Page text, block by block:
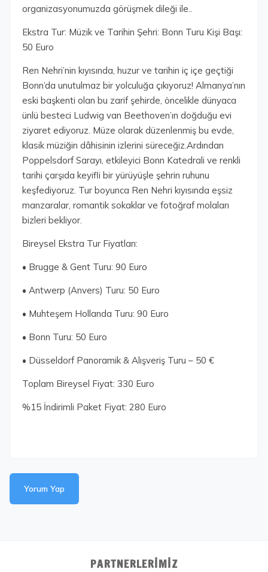
organizasyonumuzda görüşmek dileği ile..
Ekstra Tur: Müzik ve Tarihin Şehri: Bonn Turu Kişi Başı:
50 Euro
Ren Nehri’nin kıyısında, huzur ve tarihin iç içe geçtiği
Bonn’da unutulmaz bir yolculuğa çıkıyoruz! Almanya’nın
eski başkenti olan bu zarif şehirde, öncelikle dünyaca
ünlü besteci Ludwig van Beethoven’ın doğduğu evi
ziyaret ediyoruz. Müze olarak düzenlenmiş bu evde,
klasik müziğin dâhisinin izlerini süreceğiz.Ardından
Poppelsdorf Sarayı, etkileyici Bonn Katedrali ve renkli
tarihi çarşıda keyifli bir yürüyüşle şehrin ruhunu
keşfediyoruz. Tur boyunca Ren Nehri kıyısında eşsiz
manzaralar, romantik sokaklar ve fotoğraf molaları
bizleri bekliyor.
Bireysel Ekstra Tur Fiyatları:
• Brugge & Gent Turu: 90 Euro
• Antwerp (Anvers) Turu: 50 Euro
• Muhteşem Hollanda Turu: 90 Euro
• Bonn Turu: 50 Euro
• Düsseldorf Panoramik & Alışveriş Turu – 50 €
Toplam Bireysel Fiyat: 330 Euro
%15 İndirimli Paket Fiyat: 280 Euro
Yorum Yap
PARTNERLERIMIZ